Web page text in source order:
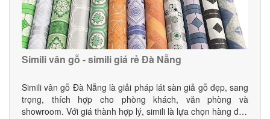
Simili vân gỗ - simili giá rẻ Đà Nẵng
Simili vân gỗ Đà Nẵng là giải pháp lát sàn giả gỗ đẹp, sang
trọng, thích hợp cho phòng khách, văn phòng và
showroom. Với giá thành hợp lý, simili là lựa chọn hàng đầu